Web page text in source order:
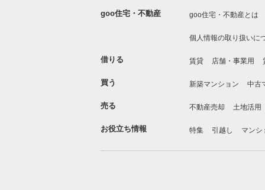
goo住宅・不動産 goo住宅・不動産とは
個人情報の取り扱いに
借りる 賃貸 店舗・事業用
買う 新築マンション 中古
売る 不動産売却 土地活用
お役立ち情報 特集 引越し マンシ